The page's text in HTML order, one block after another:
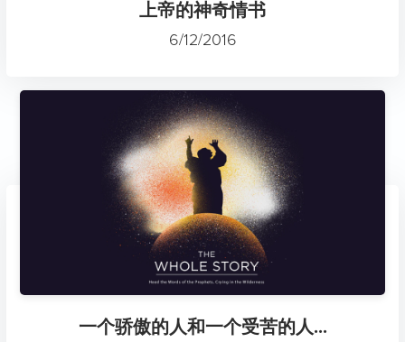
上帝的神奇情书
6/12/2016
一个骄傲的人和一个受苦的人...